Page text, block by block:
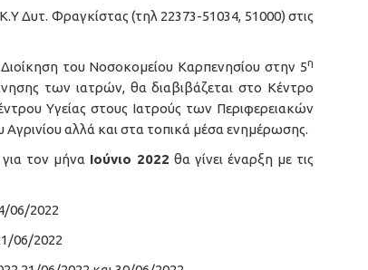
Δυτ. Φραγκίστας (τηλ 22373-51034, 51000) στις
του Νοσοκομείου Καρπενησίου στην 5η
των ιατρών, θα διαβιβάζεται στο Κέντρο
Υγείας στους Ιατρούς των Περιφερειακών
αλλά και στα τοπικά μέσα ενημέρωσης.
τον μήνα Ιούνιο 2022 θα γίνει έναρξη με τις
06/2022
06/2022